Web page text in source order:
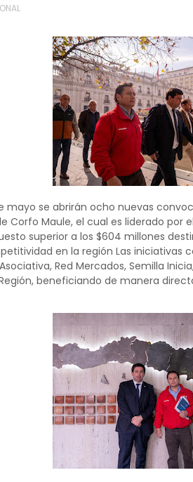
mayo se abrirán ocho nuevas
Corfo Maule, el cual es liderado por
superior a los $604 millones
en la región Las iniciativas
Red Mercados, Semilla
beneficiando de manera